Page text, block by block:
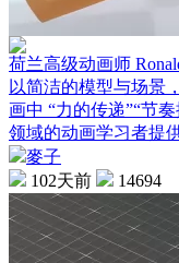
荷兰高级动画师
以简洁的模型与场景
画中 “力的传递”“节
领域的动画学习者提
麥子
102天前
14694